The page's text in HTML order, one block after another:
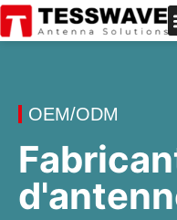
OEM/ODM